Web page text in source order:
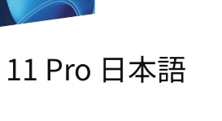
Pro 日本語